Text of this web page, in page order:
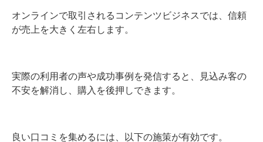
オンラインで取引されるコンテンツビジネスでは、信頼
が売上を大きく左右します。
実際の利用者の声や成功事例を発信すると、見込み客の
不安を解消し、購入を後押しできます。
良い口コミを集めるには、以下の施策が有効です。